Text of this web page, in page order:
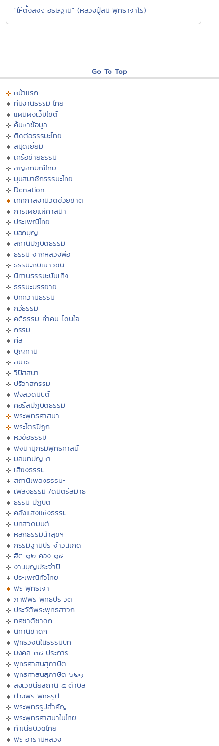
"ให้ตั้งสัจจะอธิษฐาน" (หลวงปู่สิม พุทธาจาโร)
Go To Top
หน้าแรก
ทีมงานธรรมะไทย
แผนผังเว็บไซต์
ค้นหาข้อมูล
ติดต่อธรรมะไทย
สมุดเยี่ยม
เครือข่ายธรรมะ
สัญลักษณ์ไทย
มุมสมาชิกธรรมะไทย
Donation
เทศกาลงานวัดช่วยชาติ
การเผยแผ่ศาสนา
ประเพณีไทย
บอกบุญ
สถานปฏิบัติธรรม
ธรรมะจากหลวงพ่อ
ธรรมะกับเยาวชน
นิทานธรรมะบันเทิง
ธรรมะบรรยาย
บทความธรรมะ
กวีธรรมะ
คติธรรม คำคม โดนใจ
กรรม
ศีล
บุญทาน
สมาธิ
วิปัสสนา
ปริวาสกรรม
ฟังสวดมนต์
คอร์สปฏิบัติธรรม
พระพุทธศาสนา
พระไตรปิฏก
หัวข้อธรรม
พจนานุกรมพุทธศาสน์
มิลินทปัญหา
เสียงธรรม
สถานีเพลงธรรมะ
เพลงธรรมะ/ดนตรีสมาธิ
ธรรมะปฏิบัติ
คลังแสงแห่งธรรม
บทสวดมนต์
หลักธรรมนำสุขฯ
กรรมฐานประจำวันเกิด
ฮีต ๑๒ คอง ๑๔
งานบุญประจำปี
ประเพณีทั่วไทย
พระพุทธเจ้า
ภาพพระพุทธประวัติ
ประวัติพระพุทธสาวก
ทศชาติชาดก
นิทานชาดก
พุทธวจนในธรรมบท
มงคล ๓๘ ประการ
พุทธศาสนสุภาษิต
พุทธศาสนสุภาษิต ๖๒๑
สังเวชนียสถาน ๔ ตำบล
ปางพระพุทธรูป
พระพุทธรูปสำคัญ
พระพุทธศาสนาในไทย
ทำเนียบวัดไทย
พระอารามหลวง